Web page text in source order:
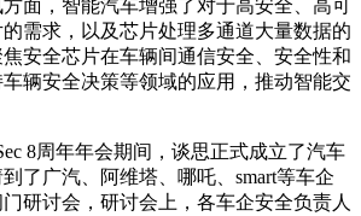
，智能汽车增强了对于高安全、高可
需求，以及芯片处理多通道大量数据的
安全芯片在车辆间通信安全、安全性和
辆安全决策等领域的应用，推动智能交
8周年年会期间，谈思正式成立了汽车
了广汽、阿维塔、哪吒、smart等车企
研讨会，研讨会上，各车企安全负责人